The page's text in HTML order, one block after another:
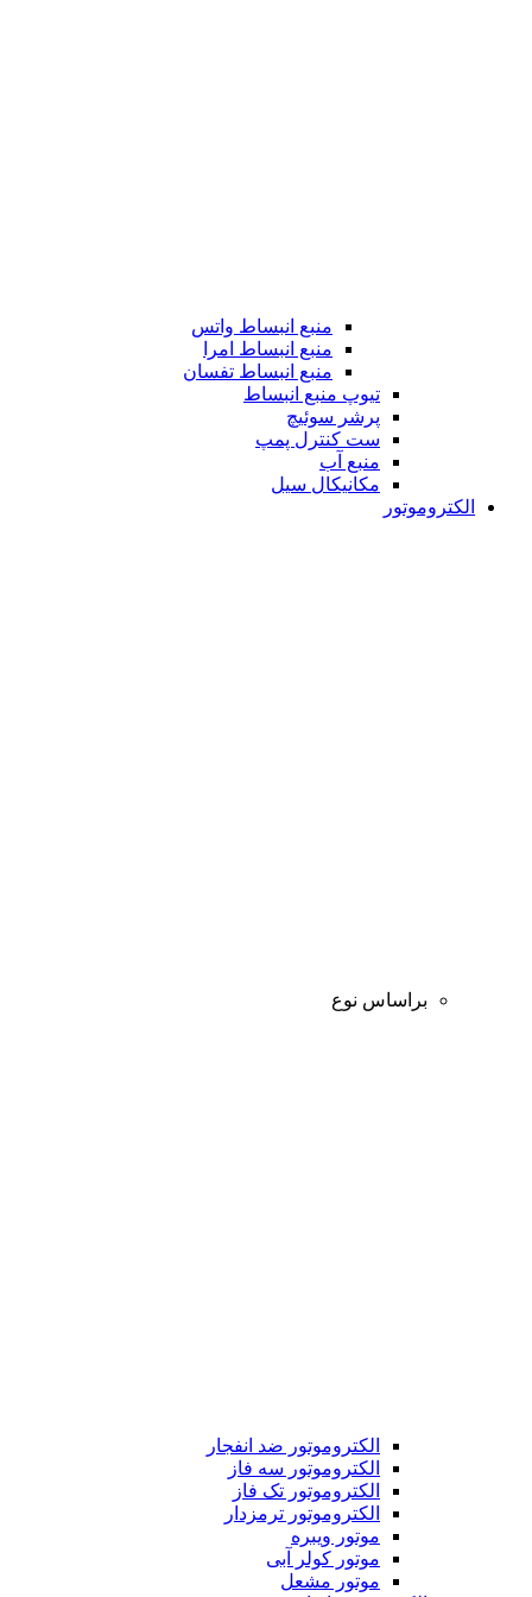
منبع انبساط واتس
منبع انبساط امرا
منبع انبساط تفسان
تیوپ منبع انبساط
پرشر سوئیچ
ست کنترل پمپ
منبع آب
مکانیکال سیل
الکتروموتور
براساس نوع
الکتروموتور ضد انفجار
الکتروموتور سه فاز
الکتروموتور تک فاز
الکتروموتور ترمزدار
موتور ویبره
موتور کولر آبی
موتور مشعل